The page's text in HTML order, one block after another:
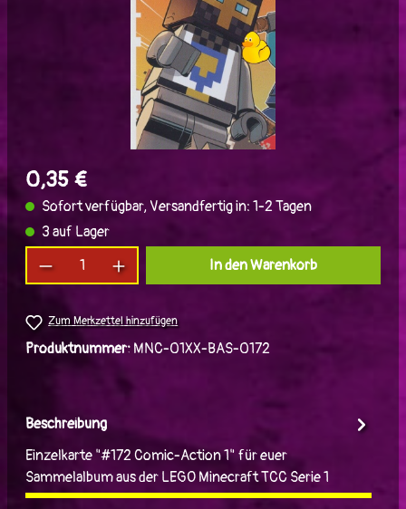
0,35 €
Sofort verfügbar, Versandfertig in: 1-2 Tagen
3 auf Lager
Produkt Anzahl: Gib den gewünschten Wert
In den Warenkorb
Zum Merkzettel hinzufügen
Produktnummer: MNC-01XX-BAS-0172
Beschreibung
Einzelkarte "#172 Comic-Action 1" für euer
Sammelalbum aus der LEGO Minecraft TCC Serie 1